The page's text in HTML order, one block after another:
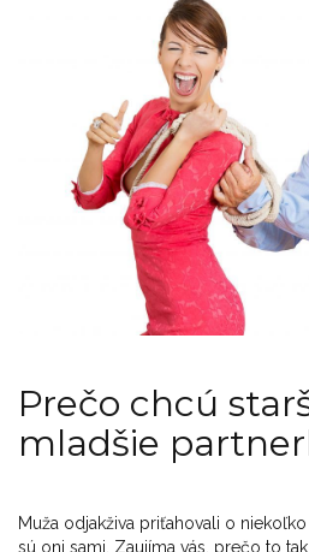
Prečo chcú
mladšie
Muža odjakživa priťahovali o
sú oni sami. Zaujíma vás, prečo to